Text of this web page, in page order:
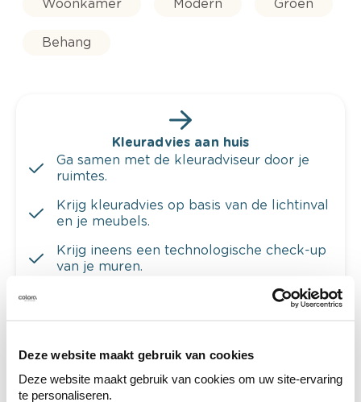
Deze website maakt gebruik van cookies
Deze website maakt gebruik van cookies om uw site-ervaring
te personaliseren.
Woonkamer
Modern Groen
Behang
Kleuradvies aan huis
Ga samen met de kleuradviseur door je
ruimtes.
Krijg kleuradvies op basis van de lichtinval
en je meubels.
Krijg ineens een technologische check-up
van je muren.
Bekijk je kleur in de winkel
Ontdek er kleurechte stalen van je
kleurenselectie.